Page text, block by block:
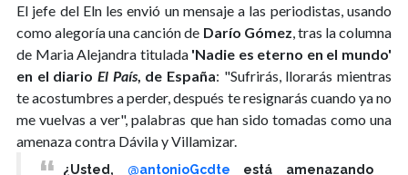
El jefe del Eln les envió un mensaje a las periodistas, usando
como alegoría una canción de Darío Gómez, tras la columna
de Maria Alejandra titulada'Nadie es eterno en el mundo'
en el diario El País, de España: "Sufrirás, llorarás mientras
te acostumbres a perder, después te resignarás cuando ya no
me vuelvas a ver", palabras que han sido tomadas como una
amenaza contra Dávila y Villamizar.
¿Usted, @antonioGcdte está amenazando